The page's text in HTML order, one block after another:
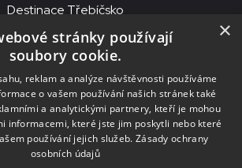
Destinace Třebíčsko
MKS Beseda Mor. Budějovice
organizace, Purcnerova 62, 676 02
Moravské Budějovice
CZ00091758, ID datové schránky: chjn2kd
×
stránky používají
soubory cookie.
reklam a analýze návštěvnosti používáme
o vašem používání našich stránek také
a analytickými partnery, kteří je mohou
informacemi, které jste jim poskytli nebo které
používání jejich služeb. Zásady ochrany
osobních údajů